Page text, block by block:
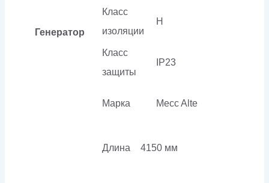
Генератор
Класс
изоляции
H
Класс
защиты
IP23
Марка Mecc Alte
Длина 4150 мм